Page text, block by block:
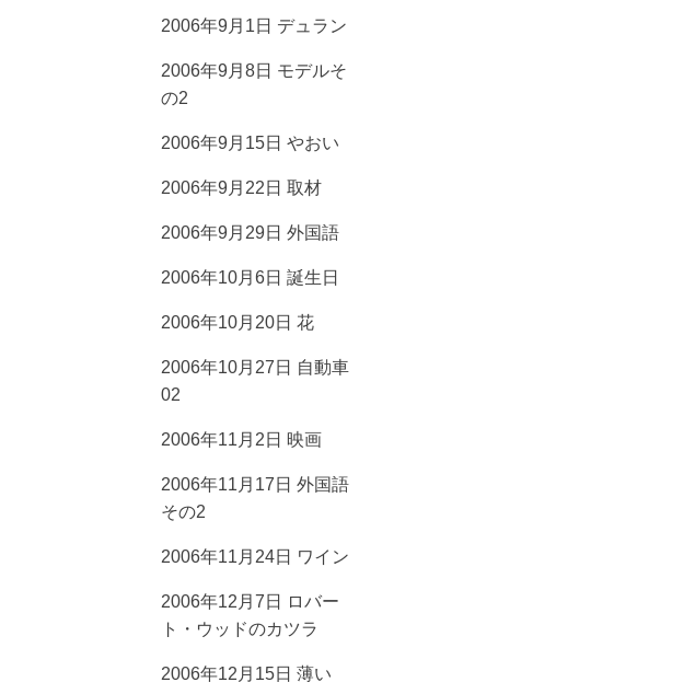
2006年9月1日 デュラン
2006年9月8日 モデルそ
の2
2006年9月15日 やおい
2006年9月22日 取材
2006年9月29日 外国語
2006年10月6日 誕生日
2006年10月20日 花
2006年10月27日 自動車
02
2006年11月2日 映画
2006年11月17日 外国語
その2
2006年11月24日 ワイン
2006年12月7日 ロバー
ト・ウッドのカツラ
2006年12月15日 薄い